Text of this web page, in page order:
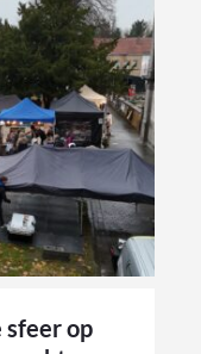
sfeer op